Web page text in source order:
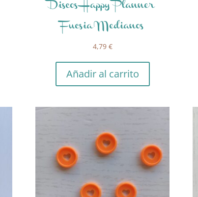
Discos Happy Planner
Fucsia Medianos
4,79 €
Añadir al carrito